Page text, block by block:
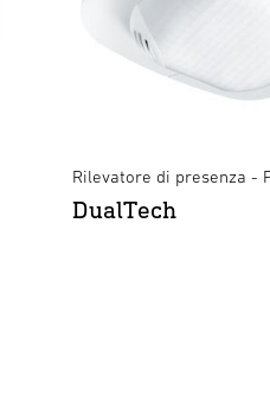
Rilevatore di presenza -
DualTech